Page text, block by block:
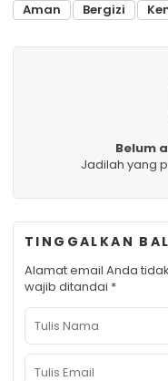
Aman Bergizi
Belum
Jadilah yang
TINGGALKAN
Alamat email Anda
wajib ditandai *